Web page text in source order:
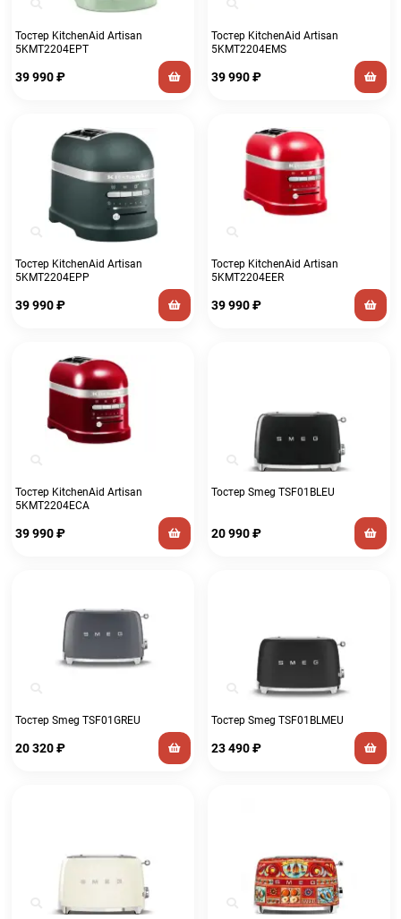
Тостер KitchenAid Artisan
5KMT2204EPT
39 990₽
Тостер KitchenAid Artisan
5KMT2204EMS
39 990₽
Тостер KitchenAid Artisan
5KMT2204EPP
39 990₽
Тостер KitchenAid Artisan
5KMT2204EER
39 990₽
Тостер KitchenAid Artisan
5KMT2204ECA
39 990₽
Тостер Smeg TSF01BLEU
20 990₽
Тостер Smeg TSF01GREU
20 320₽
Тостер Smeg TSF01BLMEU
23 490₽